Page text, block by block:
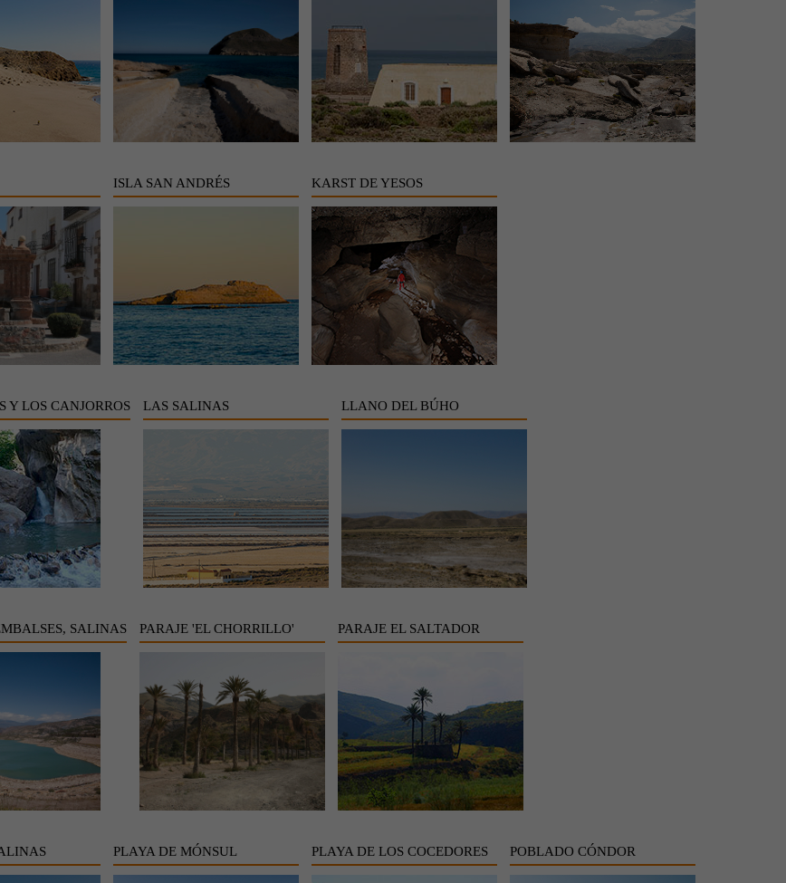
ISLA SAN ANDRÉS KARST DE YESOS
Y LOS CANJORROS LAS SALINAS LLANO DEL BÚHO
SALINAS PARAJE 'EL CHORRILLO' PARAJE EL SALTADOR
PLAYA DE MÓNSUL PLAYA DE LOS COCEDORES POBLADO CÓNDOR